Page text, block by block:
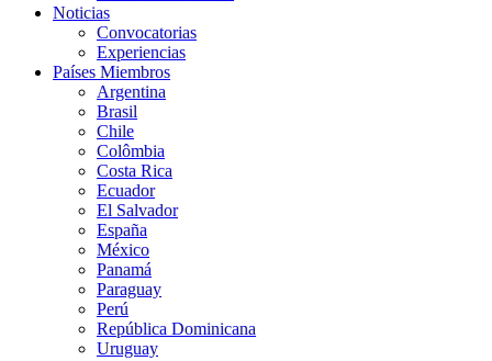
Noticias
Convocatorias
Experiencias
Países Miembros
Argentina
Brasil
Chile
Colômbia
Costa Rica
Ecuador
El Salvador
España
México
Panamá
Paraguay
Perú
República Dominicana
Uruguay